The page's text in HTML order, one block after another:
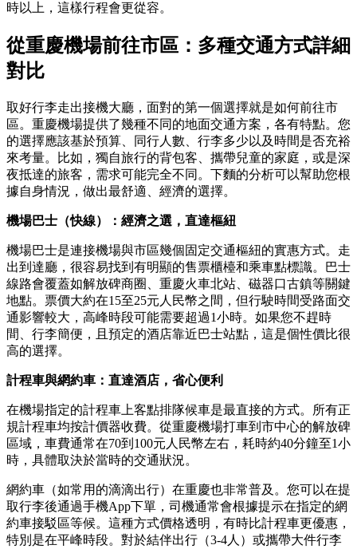
時以上，這樣行程會更從容。
從重慶機場前往市區：多種交通方式詳細
對比
取好行李走出接機大廳，面對的第一個選擇就是如何前往市
區。重慶機場提供了幾種不同的地面交通方案，各有特點。您
的選擇應該基於預算、同行人數、行李多少以及時間是否充裕
來考量。比如，獨自旅行的背包客、攜帶兒童的家庭，或是深
夜抵達的旅客，需求可能完全不同。下麵的分析可以幫助您根
據自身情況，做出最舒適、經濟的選擇。
機場巴士（快線）：經濟之選，直達樞紐
機場巴士是連接機場與市區幾個固定交通樞紐的實惠方式。走
出到達廳，很容易找到有明顯的售票櫃檯和乘車點標識。巴士
線路會覆蓋如解放碑商圈、重慶火車北站、磁器口古鎮等關鍵
地點。票價大約在15至25元人民幣之間，但行駛時間受路面交
通影響較大，高峰時段可能需要超過1小時。如果您不趕時
間、行李簡便，且預定的酒店靠近巴士站點，這是個性價比很
高的選擇。
計程車與網約車：直達酒店，省心便利
在機場指定的計程車上客點排隊候車是最直接的方式。所有正
規計程車均按計價器收費。從重慶機場打車到市中心的解放碑
區域，車費通常在70到100元人民幣左右，耗時約40分鐘至1小
時，具體取決於當時的交通狀況。
網約車（如常用的滴滴出行）在重慶也非常普及。您可以在提
取行李後通過手機App下單，司機通常會根據提示在指定的網
約車接駁區等候。這種方式價格透明，有時比計程車更優惠，
特別是在平峰時段。對於結伴出行（3-4人）或攜帶大件行李